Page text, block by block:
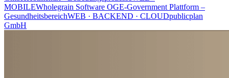
MOBILEWholegrain Software OGE-Government Plattform –
GesundheitsbereichWEB · BACKEND · CLOUDpublicplan
GmbH